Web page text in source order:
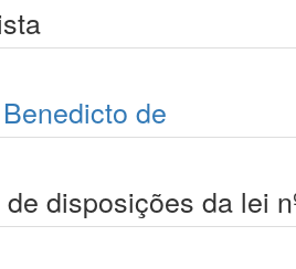
de
disposições da lei